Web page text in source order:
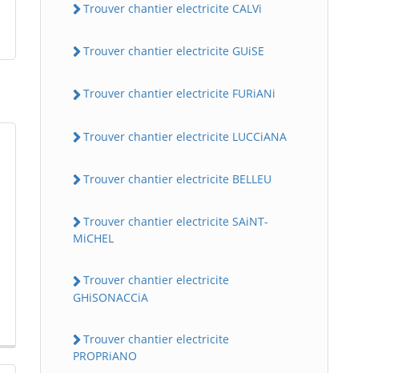
Trouver chantier electricite CALVi
Trouver chantier electricite GUiSE
Trouver chantier electricite FURiANi
Trouver chantier electricite LUCCiANA
Trouver chantier electricite BELLEU
Trouver chantier electricite SAiNT-
MiCHEL
Trouver chantier electricite
GHiSONACCiA
Trouver chantier electricite
PROPRiANO